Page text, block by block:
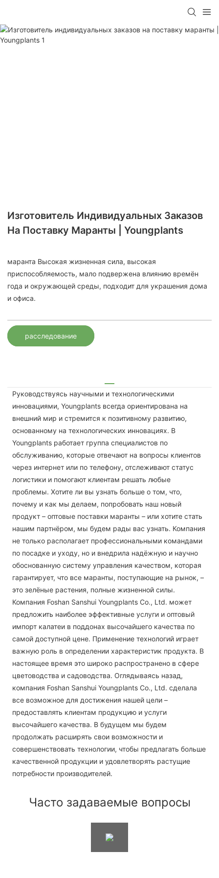
Изготовитель Индивидуальных Заказов
На Поставку Маранты | Youngplants
маранта Высокая жизненная сила, высокая
приспособляемость, мало подвержена влиянию времён
года и окружающей среды, подходит для украшения дома
и офиса.
расследование
Руководствуясь научными и технологическими
инновациями, Youngplants всегда ориентирована на
внешний мир и стремится к позитивному развитию,
основанному на технологических инновациях. В
Youngplants работает группа специалистов по
обслуживанию, которые отвечают на вопросы клиентов
через интернет или по телефону, отслеживают статус
логистики и помогают клиентам решать любые
проблемы. Хотите ли вы узнать больше о том, что,
почему и как мы делаем, попробовать наш новый
продукт – оптовые поставки маранты – или хотите стать
нашим партнёром, мы будем рады вас узнать. Компания
не только располагает профессиональными командами
по посадке и уходу, но и внедрила надёжную и научно
обоснованную систему управления качеством, которая
гарантирует, что все маранты, поступающие на рынок, –
это зелёные растения, полные жизненной силы.
Компания Foshan Sanshui Youngplants Co., Ltd. может
предложить наиболее эффективные услуги и оптовый
импорт калатеи в поддонах высочайшего качества по
самой доступной цене. Применение технологий играет
важную роль в определении характеристик продукта. В
настоящее время это широко распространено в сфере
цветоводства и садоводства. Оглядываясь назад,
компания Foshan Sanshui Youngplants Co., Ltd. сделала
все возможное для достижения нашей цели –
предоставлять клиентам продукцию и услуги
высочайшего качества. В будущем мы будем
продолжать расширять свои возможности и
совершенствовать технологии, чтобы предлагать больше
качественной продукции и удовлетворять растущие
потребности производителей.
Часто задаваемые вопросы